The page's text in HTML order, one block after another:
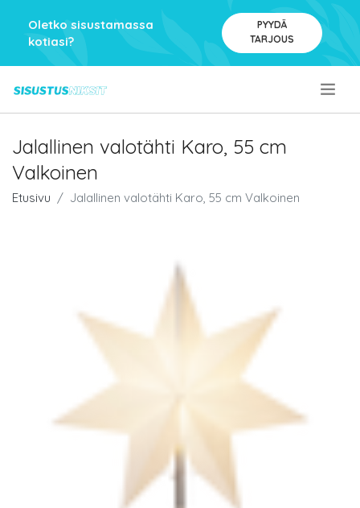
Oletko sisustamassa
kotiasi?
PYYDÄ
TARJOUS
Jalallinen valotähti Karo, 55 cm
Valkoinen
Etusivu Jalallinen valotähti Karo, 55 cm Valkoinen